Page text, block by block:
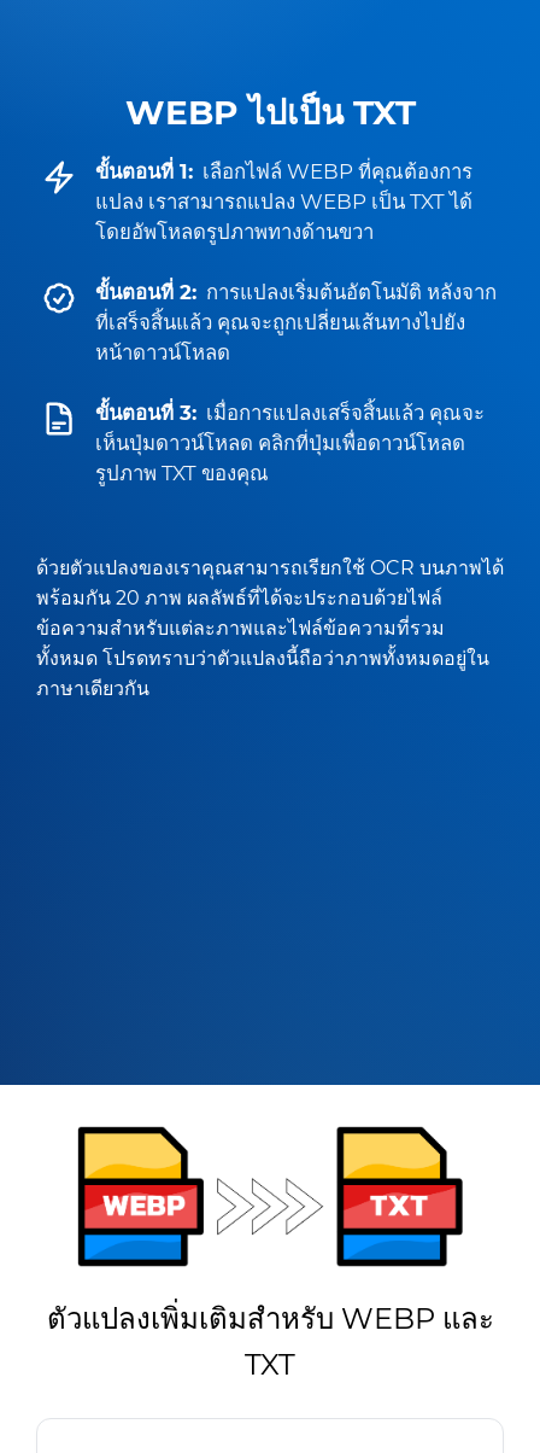
WEBP ไปเป็น TXT
ขั้นตอนที่ 1: เลือกไฟล์ WEBP ที่คุณต้องการ
แปลง เราสามารถแปลง WEBP เป็น TXT ได้
โดยอัพโหลดรูปภาพทางด้านขวา
ขั้นตอนที่ 2: การแปลงเริ่มต้นอัตโนมัติ หลังจาก
ที่เสร็จสิ้นแล้ว คุณจะถูกเปลี่ยนเส้นทางไปยัง
หน้าดาวน์โหลด
ขั้นตอนที่ 3: เมื่อการแปลงเสร็จสิ้นแล้ว คุณจะ
เห็นปุ่มดาวน์โหลด คลิกที่ปุ่มเพื่อดาวน์โหลด
รูปภาพ TXT ของคุณ
ด้วยตัวแปลงของเราคุณสามารถเรียกใช้ OCR บนภาพได้
พร้อมกัน 20 ภาพ ผลลัพธ์ที่ได้จะประกอบด้วยไฟล์
ข้อความสำหรับแต่ละภาพและไฟล์ข้อความที่รวม
ทั้งหมด โปรดทราบว่าตัวแปลงนี้ถือว่าภาพทั้งหมดอยู่ใน
ภาษาเดียวกัน
ตัวแปลงเพิ่มเติมสำหรับ WEBP และ
TXT